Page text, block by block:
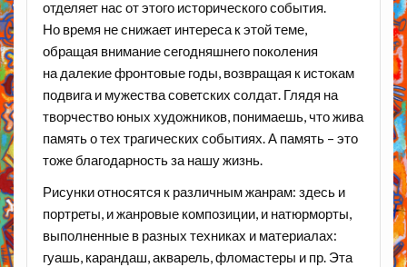
отделяет нас от этого исторического события.
Но время не снижает интереса к этой теме,
обращая внимание сегодняшнего поколения
на далекие фронтовые годы, возвращая к истокам
подвига и мужества советских солдат. Глядя на
творчество юных художников, понимаешь, что жива
память о тех трагических событиях. А память – это
тоже благодарность за нашу жизнь.
Рисунки относятся к различным жанрам: здесь и
портреты, и жанровые композиции, и натюрморты,
выполненные в разных техниках и материалах:
гуашь, карандаш, акварель, фломастеры и пр. Эта